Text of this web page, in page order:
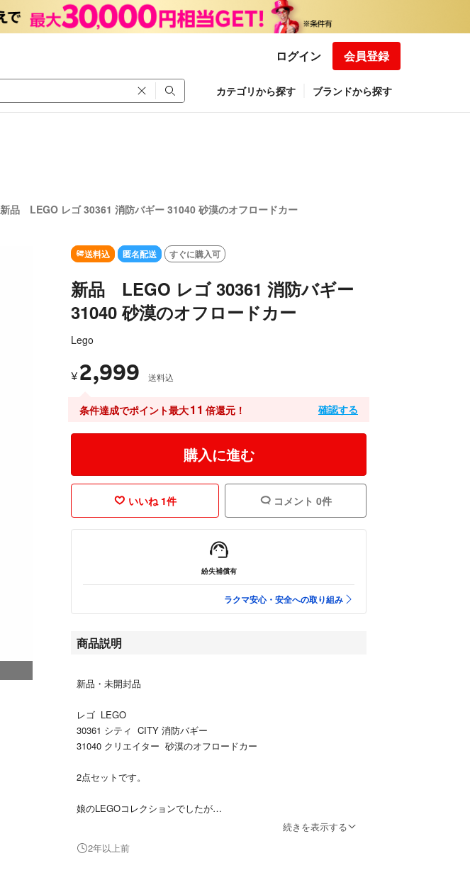
ログイン 会員登録
カテゴリから探す ブランドから探す
新品 LEGO レゴ 30361 消防バギー 31040 砂漠のオフロードカー
送料込 匿名配送 すぐに購入可
新品 LEGO レゴ 30361 消防バギー
31040 砂漠のオフロードカー
Lego
¥ 2,999 送料込
条件達成でポイント最大11 倍還元！ 確認する
購入に進む
いいね 1件 コメント 0件
紛失補償有
ラクマ安心・安全への取り組み
商品説明
新品・未開封品
レゴ LEGO
30361 シティ CITY 消防バギー
31040 クリエイター 砂漠のオフロードカー
2点セットです。
娘のLEGOコレクションでしたが
お探しの方、いかがでしょうか？
続きを表示する
2年以上前